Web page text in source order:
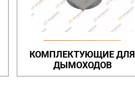
КОМПЛЕКТУЮЩИЕ ДЛЯ
ДЫМОХОДОВ